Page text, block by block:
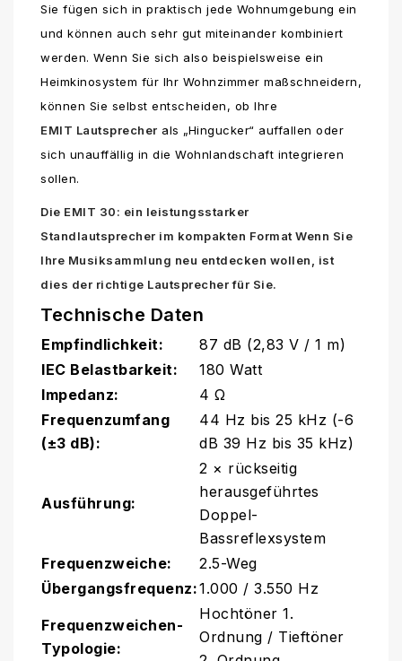
Sie fügen sich in praktisch jede Wohnumgebung ein
und können auch sehr gut miteinander kombiniert
werden. Wenn Sie sich also beispielsweise ein
Heimkinosystem für Ihr Wohnzimmer maßschneidern,
können Sie selbst entscheiden, ob Ihre
EMIT Lautsprecher als „Hingucker“ auffallen oder
sich unauffällig in die Wohnlandschaft integrieren
sollen.
Die EMIT 30: ein leistungsstarker
Standlautsprecher im kompakten Format Wenn Sie
Ihre Musiksammlung neu entdecken wollen, ist
dies der richtige Lautsprecher für Sie.
Technische Daten
Empfindlichkeit:
87 dB (2,83 V / 1 m)
IEC Belastbarkeit:
180 Watt
Impedanz:
4 Ω
Frequenzumfang
(±3 dB):
44 Hz bis 25 kHz (-6
dB 39 Hz bis 35 kHz)
Ausführung:
2 × rückseitig
herausgeführtes
Doppel-
Bassreflexsystem
Frequenzweiche:
2.5-Weg
Übergangsfrequenz:1.000 / 3.550 Hz
Frequenzweichen-
Typologie:
Hochtöner 1.
Ordnung / Tieftöner